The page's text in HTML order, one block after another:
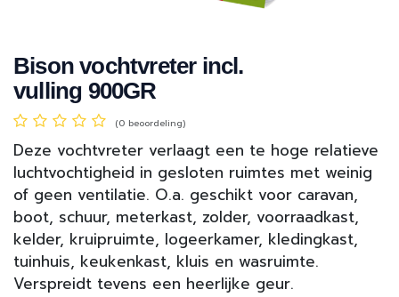
Bison vochtvreter incl.
vulling 900GR
(0 beoordeling)
Deze vochtvreter verlaagt een te hoge relatieve
luchtvochtigheid in gesloten ruimtes met weinig
of geen ventilatie. O.a. geschikt voor caravan,
boot, schuur, meterkast, zolder, voorraadkast,
kelder, kruipruimte, logeerkamer, kledingkast,
tuinhuis, keukenkast, kluis en wasruimte.
Verspreidt tevens een heerlijke geur.